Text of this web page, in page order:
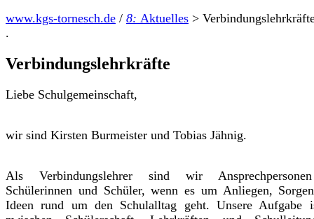
www.kgs-tornesch.de / 8: Aktuelles >
.
Verbindungslehrkräfte
Liebe Schulgemeinschaft,
wir sind Kirsten Burmeister und Tobias Jähnig.
Als Verbindungslehrer sind wir
Schülerinnen und Schüler, wenn es um Anliegen,
Ideen rund um den Schulalltag geht. Unsere Aufgabe